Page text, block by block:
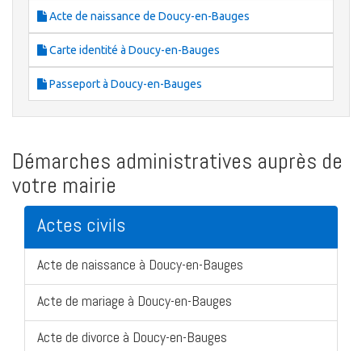
Acte de naissance de Doucy-en-Bauges
Carte identité à Doucy-en-Bauges
Passeport à Doucy-en-Bauges
Démarches administratives auprès de
votre mairie
Actes civils
Acte de naissance à Doucy-en-Bauges
Acte de mariage à Doucy-en-Bauges
Acte de divorce à Doucy-en-Bauges